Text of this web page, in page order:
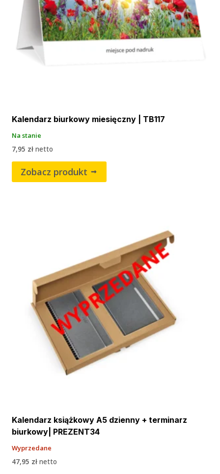
Kalendarz biurkowy miesięczny | TB117
Na stanie
7,95 zł netto
Zobacz produkt
Kalendarz książkowy A5 dzienny + terminarz
biurkowy| PREZENT34
Wyprzedane
47,95 zł netto